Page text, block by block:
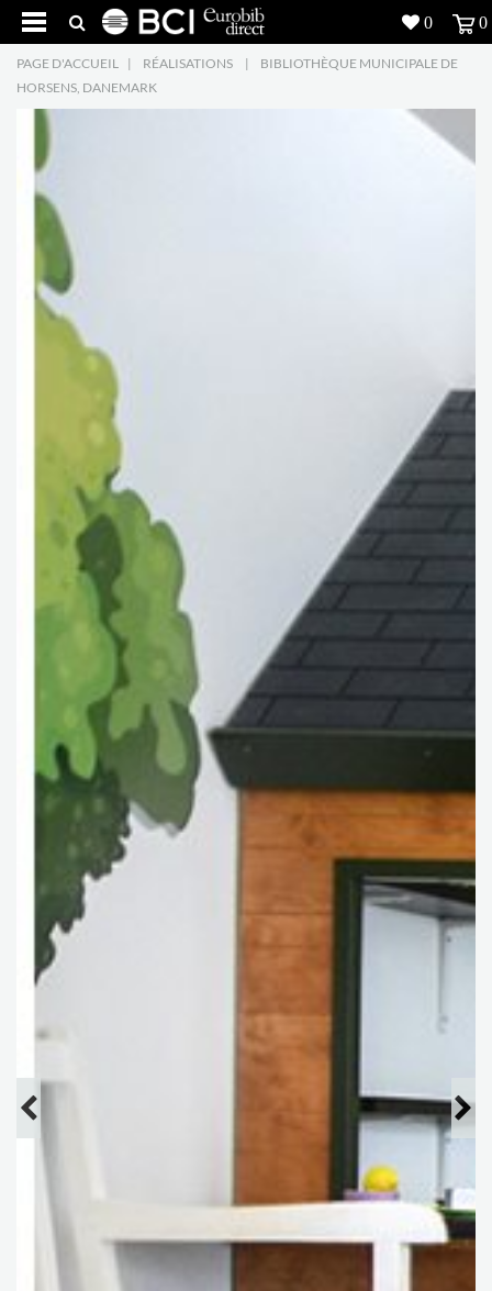
Réalisations
Produits
Recherche
L'entreprise
Contact
PAGE D'ACCUEIL | RÉALISATIONS |
BIBLIOTHÈQUE MUNICIPALE DE
HORSENS, DANEMARK
0 0